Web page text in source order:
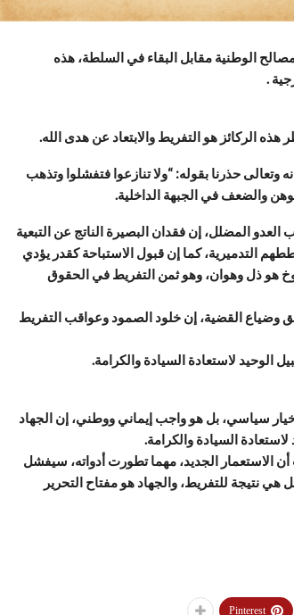
الوطنية مقابل البقاء في السلطة، هذه
.
هذه الركائز هو التفريط والابتعاد عن هدى الله.
وتعالى حذرنا بقوله: “ولا تنازعوا فتفشلوا وتذهب
والضعف في الجبهة الداخلية.
المضلل، إن فقدان البصيرة الناتج عن التبعية
التدميرية، كما إن قبول الاستباحة كقدر يؤدي
هو ذل وهوان، وهو ثمن التفريط في الحقوق
القضية، إن خلود الصمود وعواقب التفريط
الوحيد لاستعادة السيادة والكرامة.
سياسي، بل هو واجب إيماني ووطني، إن الجهاد
السيادة والكرامة.
أن الاستعمار الجديد، مهما تطورت أدواته، سيفشل
نتيجة للتفريط، والجهاد هو مفتاح التحرير
Pinterest